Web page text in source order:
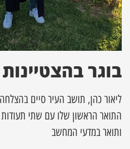
מסע מלחמה
השבוע
מקומית
בוגר
ליאור כהן, תושב העיר סיים
התואר הראשון שלו עם שתי
ותואר במדעי המחשב